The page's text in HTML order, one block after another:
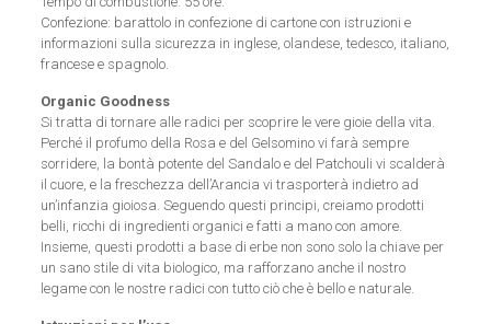
Confezione: barattolo in confezione di cartone con istruzioni e
informazioni sulla sicurezza in inglese, olandese, tedesco, italiano,
francese e spagnolo.
Organic Goodness
Si tratta di tornare alle radici per scoprire le vere gioie della vita.
Perché il profumo della Rosa e del Gelsomino vi farà sempre
sorridere, la bontà potente del Sandalo e del Patchouli vi scalderà
il cuore, e la freschezza dell’Arancia vi trasporterà indietro ad
un’infanzia gioiosa. Seguendo questi principi, creiamo prodotti
belli, ricchi di ingredienti organici e fatti a mano con amore.
Insieme, questi prodotti a base di erbe non sono solo la chiave per
un sano stile di vita biologico, ma rafforzano anche il nostro
legame con le nostre radici con tutto ciò che è bello e naturale.